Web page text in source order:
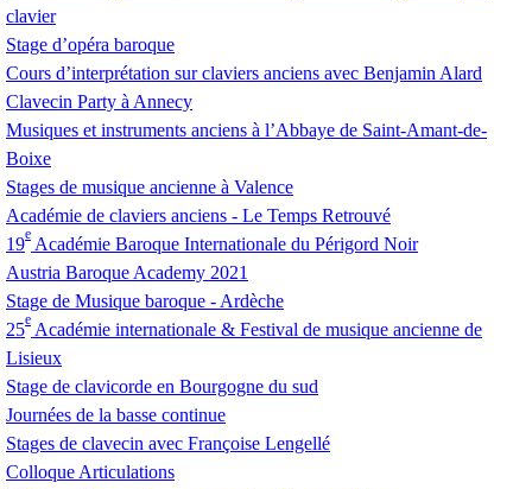
clavier
Stage d’opéra baroque
Cours d’interprétation sur claviers anciens avec Benjamin Alard
Clavecin Party à Annecy
Musiques et instruments anciens à l’Abbaye de Saint-Amant-de-
Boixe
Stages de musique ancienne à Valence
Académie de claviers anciens - Le Temps Retrouvé
19
e
Académie Baroque Internationale du Périgord Noir
Austria Baroque Academy 2021
Stage de Musique baroque - Ardèche
25
e
Académie internationale & Festival de musique ancienne de
Lisieux
Stage de clavicorde en Bourgogne du sud
Journées de la basse continue
Stages de clavecin avec Françoise Lengellé
Colloque Articulations